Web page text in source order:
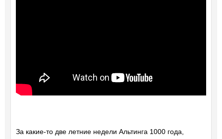
За какие-то две летние недели Альтинга 1000 года,